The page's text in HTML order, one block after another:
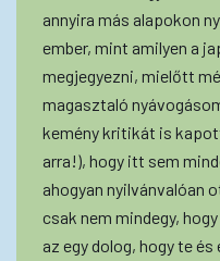
annyira más alapokon
ember, mint amilyen a
megjegyezni, mielőtt
magasztaló
kemény kritikát is
arra!), hogy itt sem
ahogyan nyilvánvalóan
csak nem mindegy,
az egy dolog, hogy te